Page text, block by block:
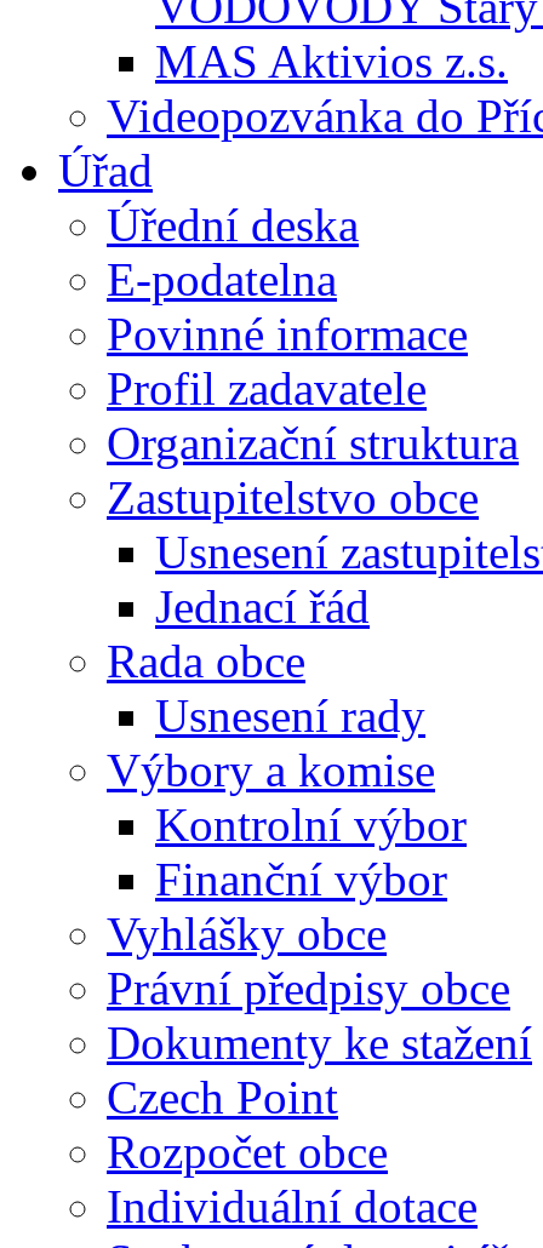
MAS Aktivios z.s.
Videopozvánka do
Úřad
Úřední deska
E-podatelna
Povinné informace
Profil zadavatele
Organizační struktura
Zastupitelstvo obce
Usnesení
Jednací řád
Rada obce
Usnesení rady
Výbory a komise
Kontrolní výbor
Finanční výbor
Vyhlášky obce
Právní předpisy obce
Dokumenty ke stažení
Czech Point
Rozpočet obce
Individuální dotace